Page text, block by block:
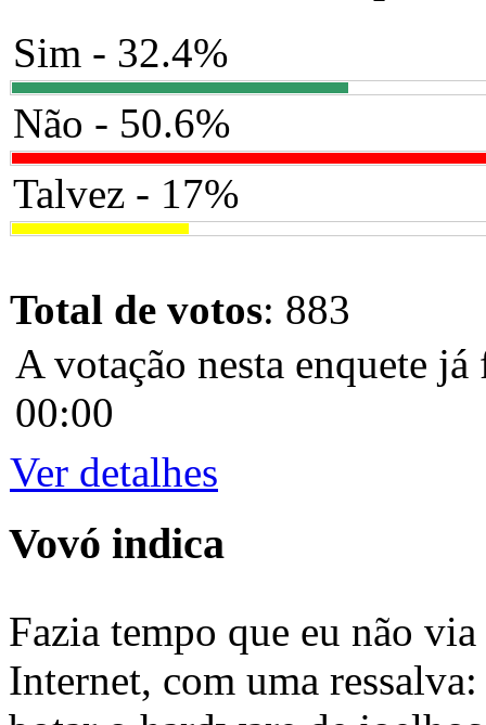
Sim - 32.4%
Não - 50.6%
Talvez - 17%
Total de votos: 883
A votação nesta enquete
00:00
Ver detalhes
Vovó indica
Fazia tempo que eu não
Internet, com uma